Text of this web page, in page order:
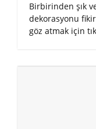
Birbirinden şık
dekorasyonu
göz atmak için